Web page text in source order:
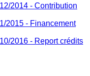
2014 - Contribution
2015 - Financement
2016 - Report crédits